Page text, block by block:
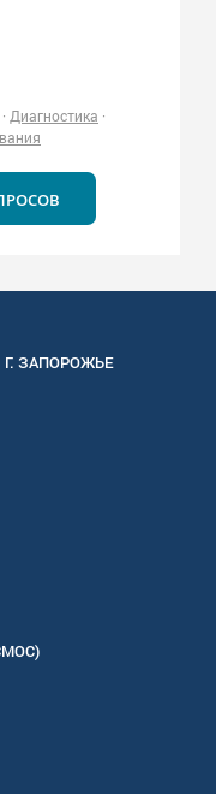
· Диагностика ·
ЗАПОРОЖЬЕ